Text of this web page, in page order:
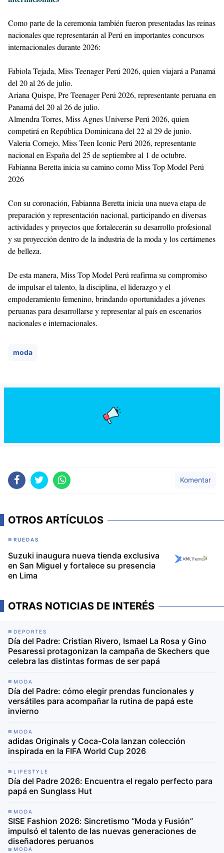
Como parte de la ceremonia también fueron presentadas las reinas
nacionales que representarán al Perú en importantes concursos
internacionales durante 2026:
Fabiola Tejada, Miss Teenager Perú 2026, quien viajará a Panamá
del 20 al 26 de julio.
Ariana Quispe, Pre Teenager Perú 2026, representante peruana en
Panamá del 20 al 26 de julio.
Almendra Torres, Miss Agnes Universe Perú 2026, quien
competirá en República Dominicana del 22 al 29 de junio.
Valeria Cornejo, Miss Teen Iconic Perú 2026, representante
nacional en España del 25 de septiembre al 1 de octubre.
Fabianna Beretta inicia su camino como Miss Top Model Perú
2026
Con su coronación, Fabianna Beretta inicia una nueva etapa de
preparación y representación nacional, participando en diversas
actividades y proyectos que fortalecerán su desarrollo profesional
y su proyección dentro de la industria de la moda y los certámenes
de belleza.
De esta manera, Miss Top Model Perú reafirma su compromiso
de impulsar el talento, la disciplina, el liderazgo y el
empoderamiento femenino, brindando oportunidades a jóvenes
peruanas para desarrollarse y representar al país en escenarios
nacionales e internacionales.
moda
Komentar
OTROS ARTÍCULOS
RUEDAS
Suzuki inaugura nueva tienda exclusiva
en San Miguel y fortalece su presencia
en Lima
OTRAS NOTICIAS DE INTERÉS
DEPORTES
Día del Padre: Cristian Rivero, Ismael La Rosa y Gino
Pesaressi protagonizan la campaña de Skechers que
celebra las distintas formas de ser papá
MODA
Día del Padre: cómo elegir prendas funcionales y
versátiles para acompañar la rutina de papá este
invierno
MODA
adidas Originals y Coca-Cola lanzan colección
inspirada en la FIFA World Cup 2026
LIFESTYLE
Día del Padre 2026: Encuentra el regalo perfecto para
papá en Sunglass Hut
MODA
SISE Fashion 2026: Sincretismo “Moda y Fusión”
impulsó el talento de las nuevas generaciones de
diseñadores peruanos
MODA